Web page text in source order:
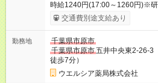
時給1240円(17:00～1260円)※
よる更新判定あり 社内試験合格
り （大学生は＋20円） 試用期間あり：入社日から3ヶ月間／本
間の長さ：3ヶ月 雇用形態、給
交通費別途支給あり
勤務地
千葉県市原市
千葉県市原市五井中央東2-26-3
徒歩7分）
ウエルシア薬局株式会社